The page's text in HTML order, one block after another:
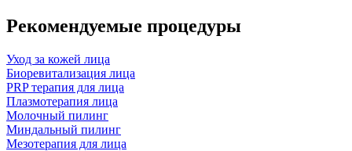
Рекомендуемые процедуры
Уход за кожей лица
Биоревитализация лица
PRP терапия для лица
Плазмотерапия лица
Молочный пилинг
Миндальный пилинг
Мезотерапия для лица